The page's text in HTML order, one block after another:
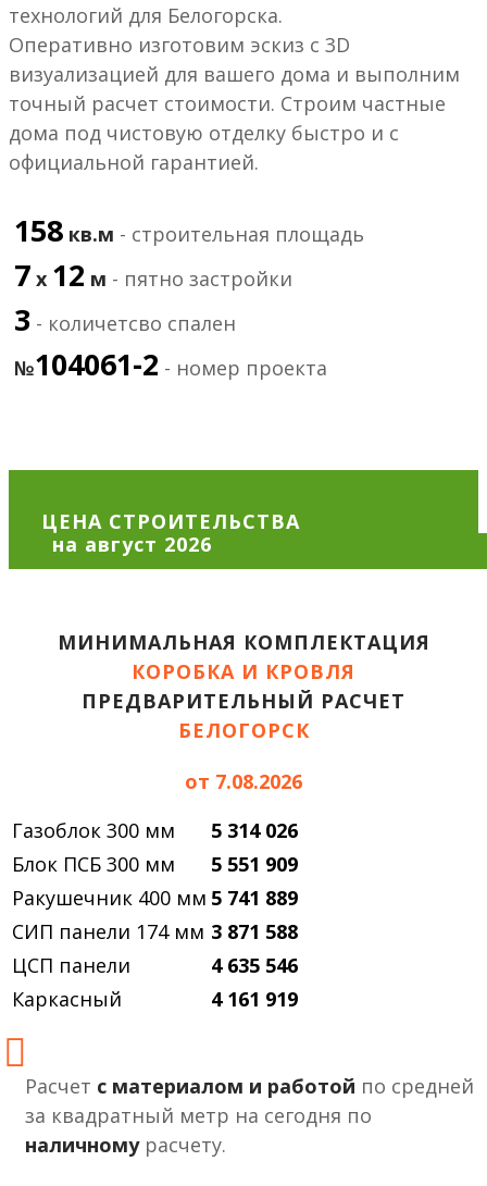
технологий для Белогорска.
Оперативно изготовим эскиз с 3D
визуализацией для вашего дома и выполним
точный расчет стоимости. Строим частные
дома под чистовую отделку быстро и с
официальной гарантией.
158 кв.м - строительная площадь
7 х 12 м - пятно застройки
3 - количетсво спален
№104061-2 - номер проекта
ЦЕНА СТРОИТЕЛЬСТВА
МИНИМАЛЬНАЯ КОМПЛЕКТАЦИЯ
КОРОБКА И КРОВЛЯ
ПРЕДВАРИТЕЛЬНЫЙ РАСЧЕТ
БЕЛОГОРСК
от 7.08.2026
Газоблок 300 мм
5 314 026
Блок ПСБ 300 мм
5 551 909
Ракушечник 400 мм 5 741 889
СИП панели 174 мм 3 871 588
ЦСП панели
4 635 546
Каркасный
4 161 919
Расчет с материалом и работой по средней
за квадратный метр на сегодня по
наличномурасчету.